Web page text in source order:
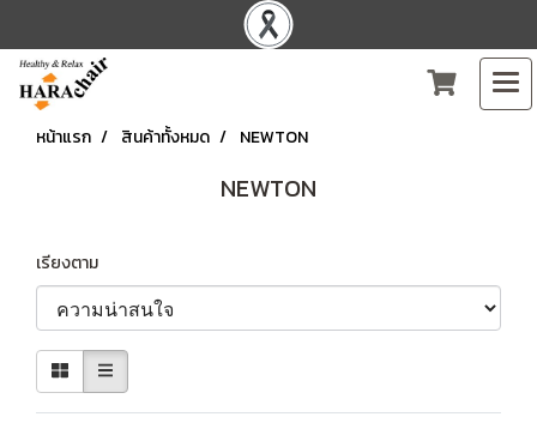
หน้าแรก สินค้าทั้งหมด NEWTON
NEWTON
เรียงตาม